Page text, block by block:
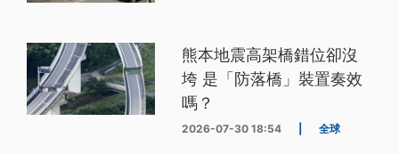
熊本地震高架橋錯位卻沒
垮 是「防落橋」裝置奏效
嗎？
2026-07-30 18:54 全球